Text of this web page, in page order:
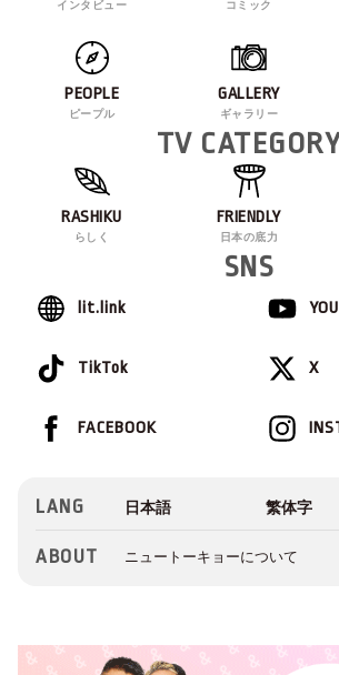
インタビュー コミック
PEOPLE
ピープル
GALLERY
ギャラリー
TV
RASHIKU
らしく
FRIENDLY
日本の底力
SNS
lit.link
TikTok X
FACEBOOK
LANG
ABOUT ニュートーキョーについて